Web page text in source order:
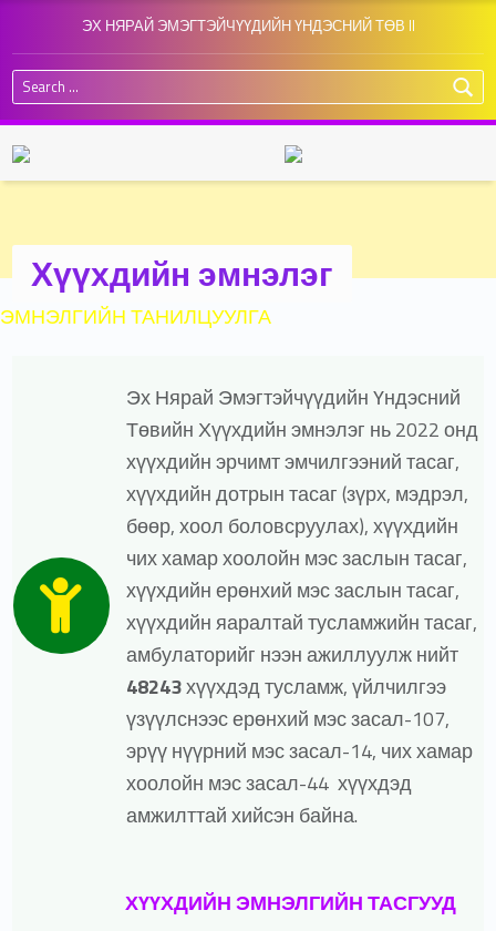
ЭХ НЯРАЙ ЭМЭГТЭЙЧҮҮДИЙН ҮНДЭСНИЙ ТӨВ II
Search for:
Хүүхдийн эмнэлэг
ЭМНЭЛГИЙН ТАНИЛЦУУЛГА
Эх Нярай Эмэгтэйчүүдийн Үндэсний
Төвийн Хүүхдийн эмнэлэг нь 2022 онд
хүүхдийн эрчимт эмчилгээний тасаг,
хүүхдийн дотрын тасаг (зүрх, мэдрэл,
бөөр, хоол боловсруулах), хүүхдийн
чих хамар хоолойн мэс заслын тасаг,
хүүхдийн ерөнхий мэс заслын тасаг,
хүүхдийн яаралтай тусламжийн тасаг,
амбулаторийг нээн ажиллуулж нийт
48243хүүхдэд тусламж, үйлчилгээ
үзүүлснээс ерөнхий мэс засал-107,
эрүү нүүрний мэс засал-14, чих хамар
хоолойн мэс засал-44 хүүхдэд
амжилттай хийсэн байна.
ХҮҮХДИЙН ЭМНЭЛГИЙН ТАСГУУД